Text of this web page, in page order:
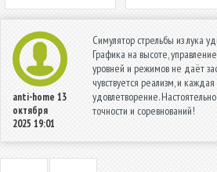
anti-home 13
октября
2025 19:01
Симулятор стрельбы из лука
Графика на высоте,
уровней и режимов не даёт
чувствуется реализм, и
удовлетворение.
точности и соревнований!